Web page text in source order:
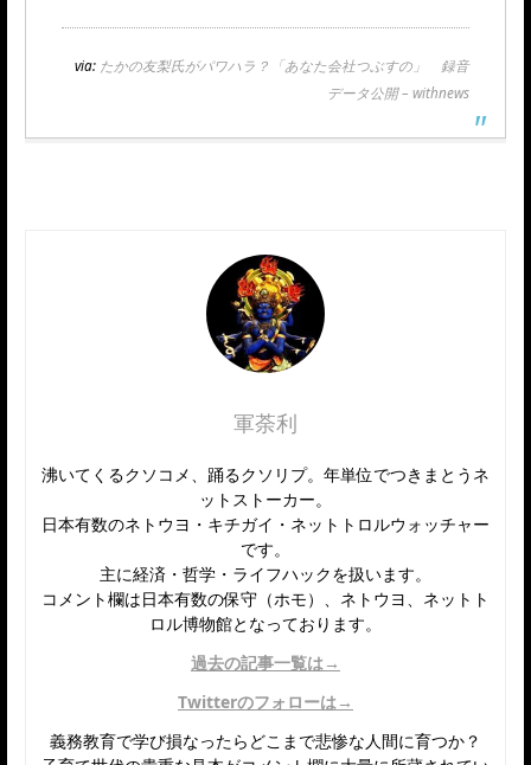
via: たかの友梨氏がパワハラ？「あなた会社つぶすの」 録音
データ公開 – withnews
軍荼利
沸いてくるクソコメ、踊るクソリプ。年単位でつきまとうネ
ットストーカー。
日本有数のネトウヨ・キチガイ・ネットトロルウォッチャー
です。
主に経済・哲学・ライフハックを扱います。
コメント欄は日本有数の保守（ホモ）、ネトウヨ、ネットト
ロル博物館となっております。
過去の記事一覧は→
Twitterのフォローは→
義務教育で学び損なったらどこまで悲惨な人間に育つか？